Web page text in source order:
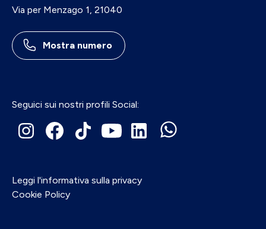
Via per Menzago 1, 21040
Mostra numero
Seguici sui nostri profili Social:
Leggi l'informativa sulla privacy
Cookie Policy